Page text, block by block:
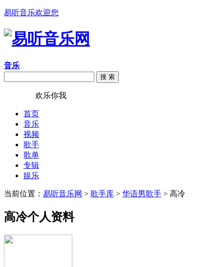
易听音乐欢迎您
音乐
搜 索
欢乐你我
首页
音乐
视频
歌手
歌单
专辑
娱乐
当前位置： 易听音乐网 > 歌手库 > 华语男歌手 > 高冷
高冷个人资料